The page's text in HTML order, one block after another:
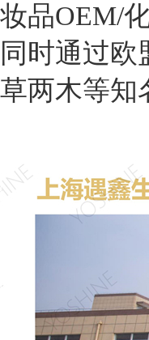
妆品OEM/
同时通过欧
草两木等知